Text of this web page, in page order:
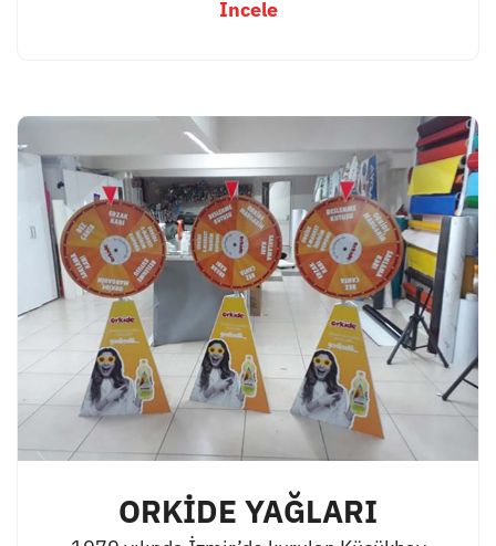
İncele
ORKİDE YAĞLARI